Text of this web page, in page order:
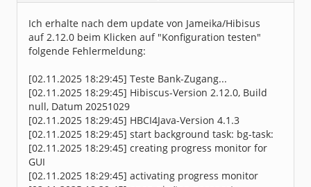
Dabei seit:
11 / 2025
Ich erhalte nach dem update von Jameika/Hibisus
auf 2.12.0 beim Klicken auf "Konfiguration testen"
folgende Fehlermeldung:
[02.11.2025 18:29:45] Teste Bank-Zugang...
[02.11.2025 18:29:45] Hibiscus-Version 2.12.0, Build
null, Datum 20251029
[02.11.2025 18:29:45] HBCI4Java-Version 4.1.3
[02.11.2025 18:29:45] start background task: bg-task:
[02.11.2025 18:29:45] creating progress monitor for
GUI
[02.11.2025 18:29:45] activating progress monitor